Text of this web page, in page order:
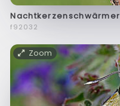
Nachtkerzenschwärmer
f92032
Zoom